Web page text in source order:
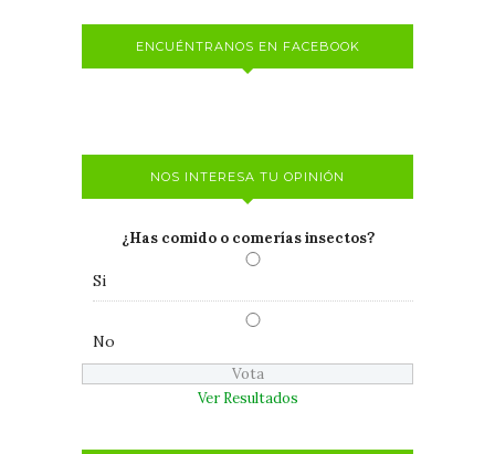
ENCUÉNTRANOS EN FACEBOOK
NOS INTERESA TU OPINIÓN
¿Has comido o comerías insectos?
Si
No
Ver Resultados